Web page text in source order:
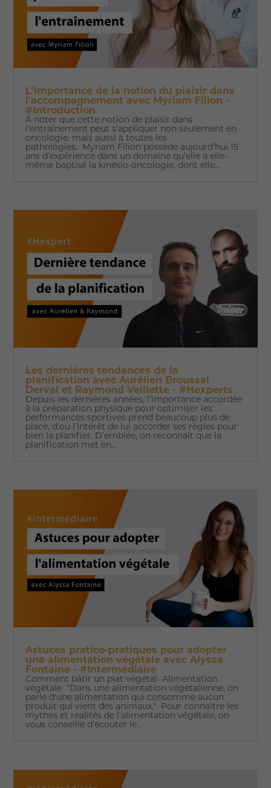
L'importance de la notion du plaisir dans
l'accompagnement avec Myriam Filion -
#Introduction
À noter que cette notion de plaisir dans
l’entraînement peut s’appliquer non seulement en
oncologie, mais aussi à toutes les
pathologies. Myriam Filion possède aujourd’hui 15
ans d’expérience dans un domaine qu’elle a elle-
même baptisé la kinésio-oncologie, dont elle...
Les dernières tendances de la
planification avec Aurélien Broussal
Derval et Raymond Veillette - #Hexperts
Depuis les dernières années, l’importance accordée
à la préparation physique pour optimiser les
performances sportives prend beaucoup plus de
place, d’où l’intérêt de lui accorder ses règles pour
bien la planifier. D’emblée, on reconnaît que la
planification met en...
Astuces pratico-pratiques pour adopter
une alimentation végétale avec Alyssa
Fontaine - #Intermédiaire
Comment bâtir un plat végétal Alimentation
végétale "Dans une alimentation végétalienne, on
parle d'une alimentation qui consomme aucun
produit qui vient des animaux." Pour connaître les
mythes et réalités de l’alimentation végétale, on
vous conseille d’écouter le...